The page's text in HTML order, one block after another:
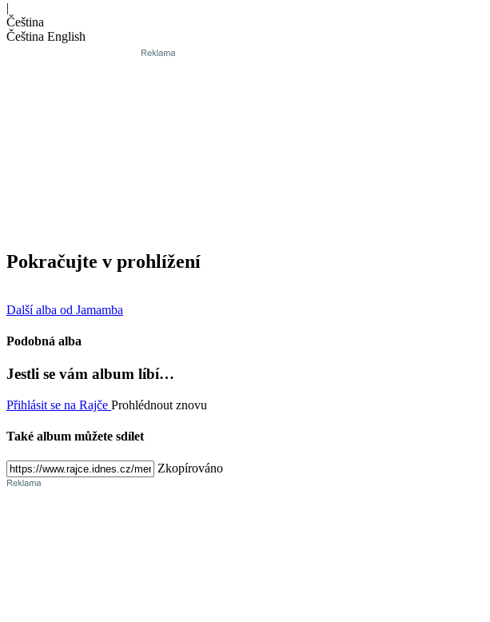
|
Čeština
Čeština English
Pokračujte v prohlížení
Další alba od Jamamba
Podobná alba
Jestli se vám album líbí…
Přihlásit se na Rajče Prohlédnout znovu
Také album můžete sdílet
Zkopírováno